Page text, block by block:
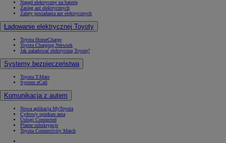
Napęd elektryczny na baterię
Zasięg aut elektrycznych
Zalety posiadania aut elektrycznych
Ładowanie elektrycznej Toyoty
Toyota HomeCharge
Toyota Charging Network
Jak naładować elektryczną Toyotę?
Systemy bezpieczeństwa
Toyota T-Mate
System eCall
Komunikacja z autem
Nowa aplikacja MyToyota
Cyfrowy opiekun auta
Usługi Connected
Płatne subskrypcje
Toyota Connectivity Match